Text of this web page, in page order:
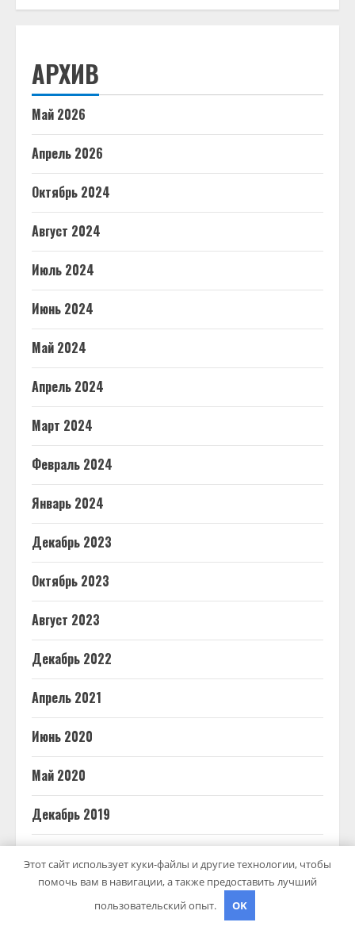
АРХИВ
Май 2026
Апрель 2026
Октябрь 2024
Август 2024
Июль 2024
Июнь 2024
Май 2024
Апрель 2024
Март 2024
Февраль 2024
Январь 2024
Декабрь 2023
Октябрь 2023
Август 2023
Декабрь 2022
Апрель 2021
Июнь 2020
Май 2020
Декабрь 2019
Сентябрь 2018
Этот сайт использует куки-файлы и другие технологии, чтобы
помочь вам в навигации, а также предоставить лучший
пользовательский опыт.
OK